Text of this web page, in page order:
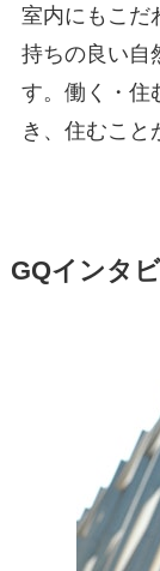
室内にもこだ
持ちの良い自
す。働く・住
き、住むこと
GQインタ